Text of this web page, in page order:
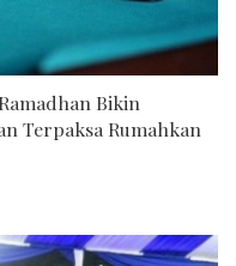
Bikin
Terpaksa Rumahkan